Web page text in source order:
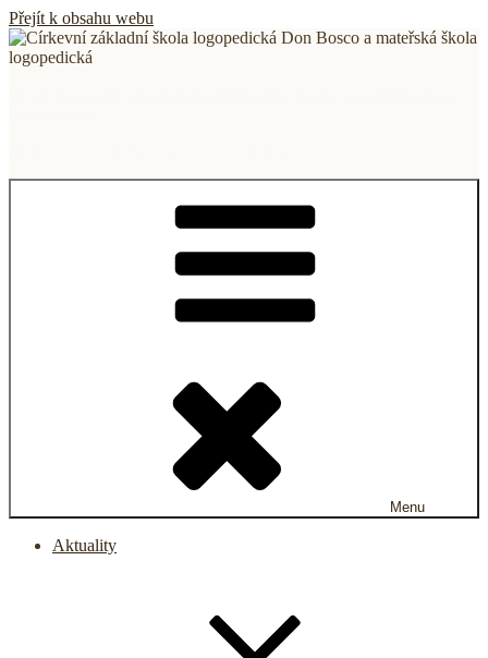
Přejít k obsahu webu
Menu
Aktuality